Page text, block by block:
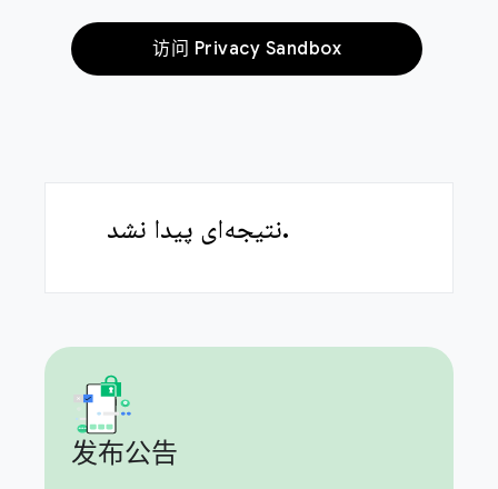
访问 Privacy Sandbox
نتیجه‌ای پیدا نشد.
发布公告